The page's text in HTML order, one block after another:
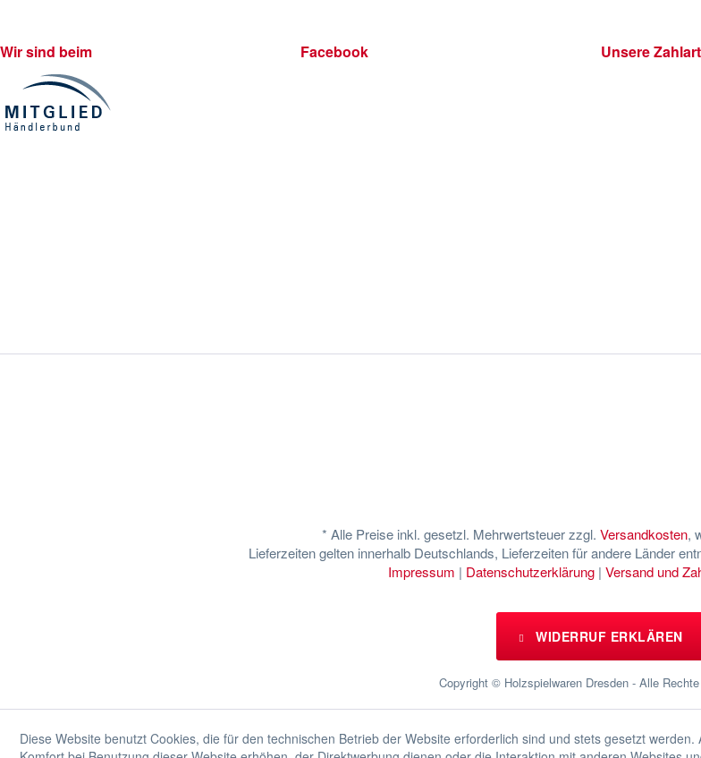
Wir sind beim Facebook Unsere
* Alle Preise inkl. gesetzl. Mehrwertsteuer zzgl. Versandkosten,
Lieferzeiten gelten innerhalb Deutschlands, Lieferzeiten für andere Länder
Impressum | Datenschutzerklärung | Versand und
WIDERRUF ERKLÄREN
Copyright © Holzspielwaren Dresden - Alle
Diese Website benutzt Cookies, die für den technischen Betrieb der Website erforderlich sind und stets gesetzt werden.